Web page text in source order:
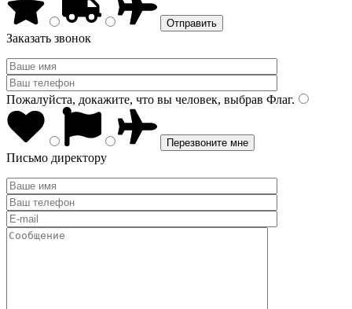
Заказать звонок
Пожалуйста, докажите, что вы человек, выбрав Флаг.
Письмо директору